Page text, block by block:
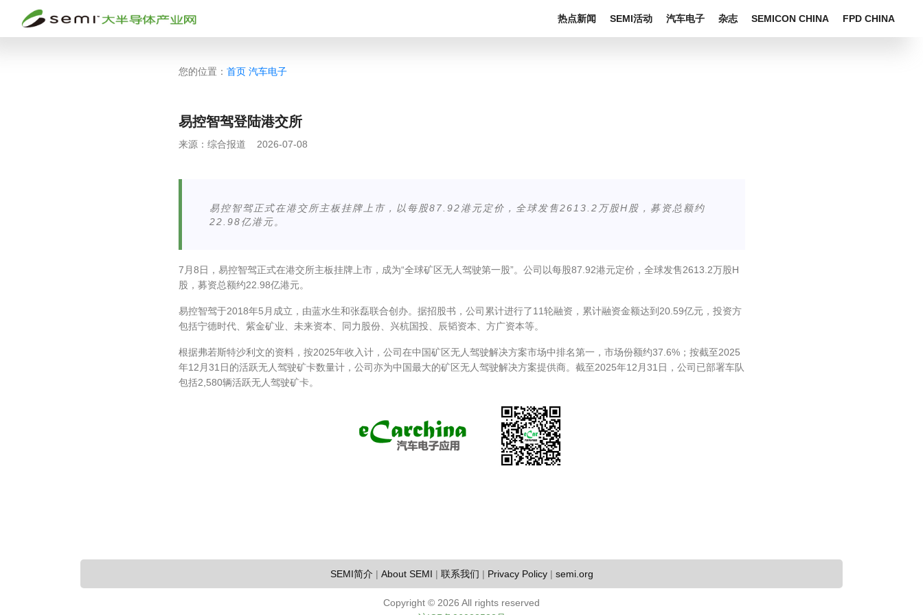
热点新闻 SEMI活动 汽车电子 杂志 SEMICON CHINA FPD CHINA
您的位置： 首页 汽车电子
易控智驾登陆港交所
来源： 综合报道 2026-07-08
易控智驾正式在港交所主板挂牌上市，以每股87.92港元定价，全球发售2613.2万股H股，募资总额约
22.98亿港元。
7月8日，易控智驾正式在港交所主板挂牌上市，成为“全球矿区无人驾驶第一股”。公司以每股87.92港元定价，全球发售2613.2万股H
股，募资总额约22.98亿港元。
易控智驾于2018年5月成立，由蓝水生和张磊联合创办。据招股书，公司累计进行了11轮融资，累计融资金额达到20.59亿元，投资方
包括宁德时代、紫金矿业、未来资本、同力股份、兴杭国投、辰韬资本、方广资本等。
根据弗若斯特沙利文的资料，按2025年收入计，公司在中国矿区无人驾驶解决方案市场中排名第一，市场份额约37.6%；按截至2025
年12月31日的活跃无人驾驶矿卡数量计，公司亦为中国最大的矿区无人驾驶解决方案提供商。截至2025年12月31日，公司已部署车队
包括2,580辆活跃无人驾驶矿卡。
SEMI简介 | About SEMI | 联系我们 | Privacy Policy| semi.org
Copyright © 2026 All rights reserved